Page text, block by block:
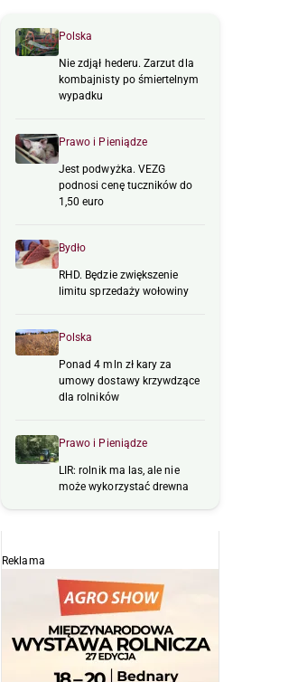
Polska
Nie zdjął hederu. Zarzut dla
kombajnisty po śmiertelnym
wypadku
Prawo i Pieniądze
Jest podwyżka. VEZG
podnosi cenę tuczników do
1,50 euro
Bydło
RHD. Będzie zwiększenie
limitu sprzedaży wołowiny
Polska
Ponad 4 mln zł kary za
umowy dostawy krzywdzące
dla rolników
Prawo i Pieniądze
LIR: rolnik ma las, ale nie
może wykorzystać drewna
Reklama